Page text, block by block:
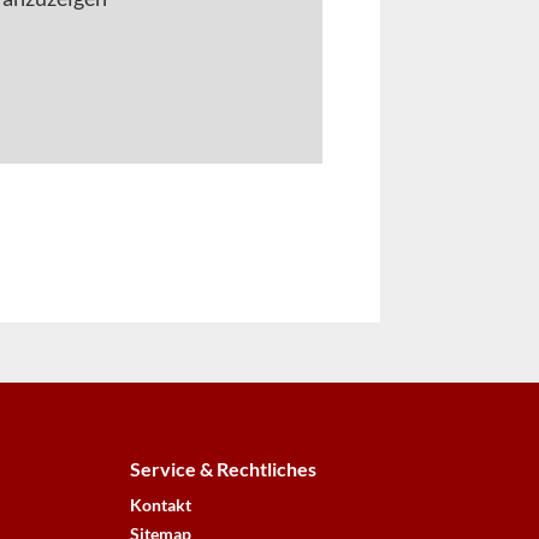
Service & Rechtliches
Kontakt
Sitemap